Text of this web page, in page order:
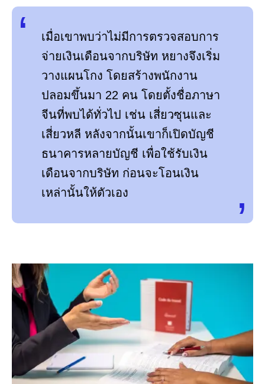
เมื่อเขาพบว่าไม่มีการตรวจสอบการ
จ่ายเงินเดือนจากบริษัท หยางจึงเริ่ม
วางแผนโกง โดยสร้างพนักงาน
ปลอมขึ้นมา 22 คน โดยตั้งชื่อภาษา
จีนที่พบได้ทั่วไป เช่น เสี่ยวซุนและ
เสี่ยวหลี หลังจากนั้นเขาก็เปิดบัญชี
ธนาคารหลายบัญชี เพื่อใช้รับเงิน
เดือนจากบริษัท ก่อนจะโอนเงิน
เหล่านั้นให้ตัวเอง